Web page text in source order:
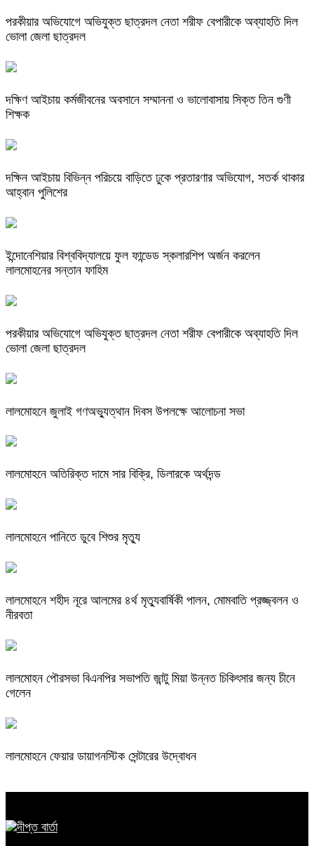
পরকীয়ার অভিযোগে অভিযুক্ত ছাত্রদল নেতা শরীফ বেপারীকে অব্যাহতি দিল
ভোলা জেলা ছাত্রদল
দক্ষিণ আইচায় কর্মজীবনের অবসানে সম্মাননা ও ভালোবাসায় সিক্ত তিন গুণী
শিক্ষক
দক্ষিন আইচায় ‎বিভিন্ন পরিচয়ে বাড়িতে ঢুকে প্রতারণার অভিযোগ, সতর্ক থাকার
আহ্বান পুলিশের
ইন্দোনেশিয়ার বিশ্ববিদ্যালয়ে ফুল ফান্ডেড স্কলারশিপ অর্জন করলেন
লালমোহনের সন্তান ফাহিম
পরকীয়ার অভিযোগে অভিযুক্ত ছাত্রদল নেতা শরীফ বেপারীকে অব্যাহতি দিল
ভোলা জেলা ছাত্রদল
লালমোহনে জুলাই গণঅভ্যুত্থান দিবস উপলক্ষে আলোচনা সভা
লালমোহনে অতিরিক্ত দামে সার বিক্রি, ডিলারকে অর্থদন্ড
লালমোহনে পানিতে ডুবে শিশুর মৃত্যু
লালমোহনে শহীদ নূরে আলমের ৪র্থ মৃত্যুবার্ষিকী পালন, মোমবাতি প্রজ্জ্বলন ও
নীরবতা
লালমোহন পৌরসভা বিএনপির সভাপতি জান্টু মিয়া উন্নত চিকিৎসার জন্য চীনে
গেলেন
লালমোহনে ফেয়ার ডায়াগনস্টিক সেন্টারের উদ্বোধন